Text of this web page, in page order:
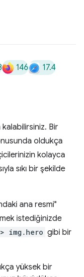
146 17.4
Bir
oldukça
kolayca
sıkı bir şekilde
ana resmi"
istediğinizde
img.hero gibi bir
yüksek bir